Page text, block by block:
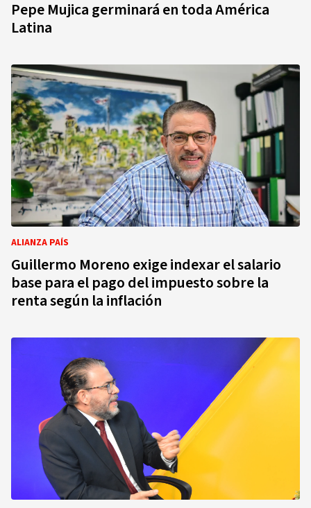
Pepe Mujica germinará en toda América
Latina
ALIANZA PAÍS
Guillermo Moreno exige indexar el salario
base para el pago del impuesto sobre la
renta según la inflación